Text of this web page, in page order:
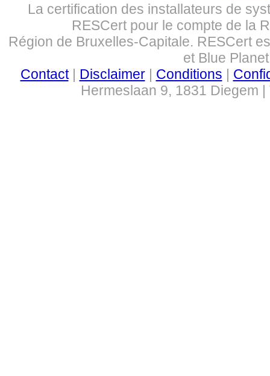
La certification des installateurs de
RESCert pour le compte de la
Région de Bruxelles-Capitale. RESCert
et Blue
Contact| Disclaimer| Conditions |
Hermeslaan 9, 1831 Diegem